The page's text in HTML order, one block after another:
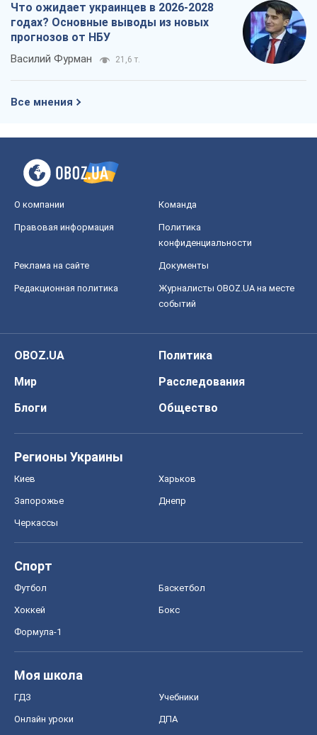
Что ожидает украинцев в 2026-2028
годах? Основные выводы из новых
прогнозов от НБУ
Василий Фурман 21,6 т.
Все мнения
О компании Команда
Правовая информация
Политика
конфиденциальности
Реклама на сайте Документы
Редакционная политика
Журналисты OBOZ.UA на месте
событий
OBOZ.UA
Политика
Мир
Расследования
Блоги
Общество
Регионы Украины
Киев Харьков
Запорожье Днепр
Черкассы
Спорт
Футбол Баскетбол
Хоккей Бокс
Формула-1
Моя школа
ГДЗ Учебники
Онлайн уроки ДПА